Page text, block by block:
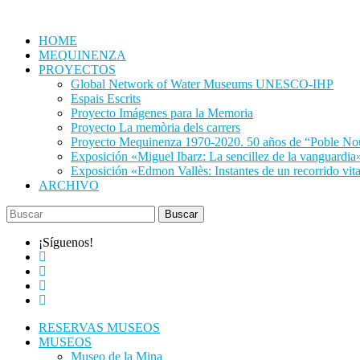
contenidoHOME
MEQUINENZA
PROYECTOS
Global Network of Water Museums UNESCO-IHP
Espais Escrits
Proyecto Imágenes para la Memoria
Proyecto La memòria dels carrers
Proyecto Mequinenza 1970-2020. 50 años de “Poble
Exposición «Miguel Ibarz: La sencillez de la
Exposición «Edmon Vallès: Instantes de un recorrido
ARCHIVO
¡Síguenos!
RESERVAS MUSEOS
MUSEOS
Museo de la Mina